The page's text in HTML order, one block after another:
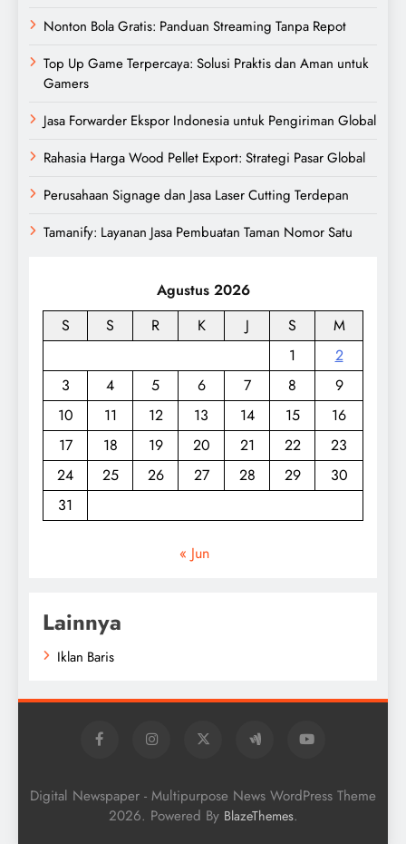
Nonton Bola Gratis: Panduan Streaming Tanpa Repot
Top Up Game Terpercaya: Solusi Praktis dan Aman untuk
Gamers
Jasa Forwarder Ekspor Indonesia untuk Pengiriman Global
Rahasia Harga Wood Pellet Export: Strategi Pasar Global
Perusahaan Signage dan Jasa Laser Cutting Terdepan
Tamanify: Layanan Jasa Pembuatan Taman Nomor Satu
Agustus 2026
S
S R K J S
M
1
2
3
4 5 6 7 8
9
10
11 12 13 14 15
16
17
18 19 20 21 22
23
24
25 26 27 28 29
30
31
« Jun
Lainnya
Iklan Baris
Digital Newspaper - Multipurpose News WordPress Theme
2026. Powered By BlazeThemes.